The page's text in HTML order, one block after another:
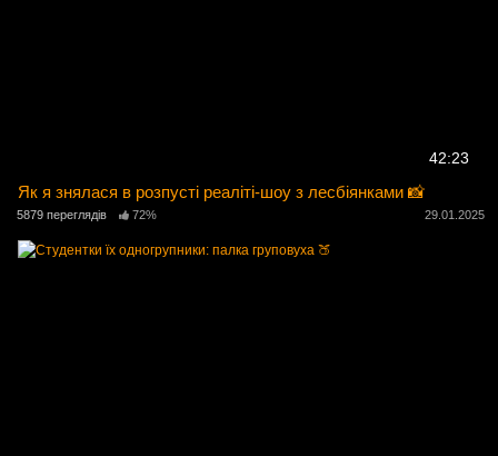
42:23
Як я знялася в розпусті реаліті-шоу з лесбіянками 📸
5879 переглядів 72% 29.01.2025